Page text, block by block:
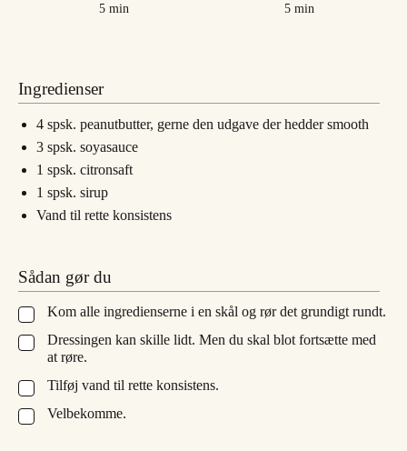
5minutter
min
5minutter
min
Ingredienser
4 spsk. peanutbutter, gerne den udgave der hedder smooth
3 spsk. soyasauce
1 spsk. citronsaft
1 spsk. sirup
Vand til rette konsistens
Sådan gør du
▢
Kom alle ingredienserne i en skål og rør det grundigt rundt.
▢
Dressingen kan skille lidt. Men du skal blot fortsætte med
at røre.
▢
Tilføj vand til rette konsistens.
▢
Velbekomme.